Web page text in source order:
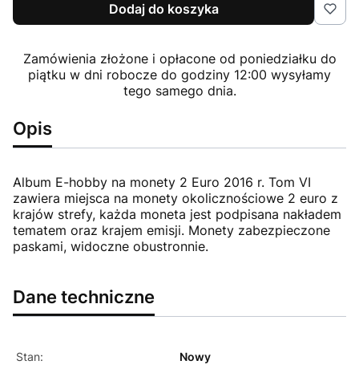
Dodaj do koszyka
Zamówienia złożone i opłacone od poniedziałku do
piątku w dni robocze do godziny 12:00 wysyłamy
tego samego dnia.
Opis
Album E-hobby na monety 2 Euro 2016 r. Tom VI
zawiera miejsca na monety okolicznościowe 2 euro z
krajów strefy, każda moneta jest podpisana nakładem
tematem oraz krajem emisji. Monety zabezpieczone
paskami, widoczne obustronnie.
Dane techniczne
Stan: Nowy